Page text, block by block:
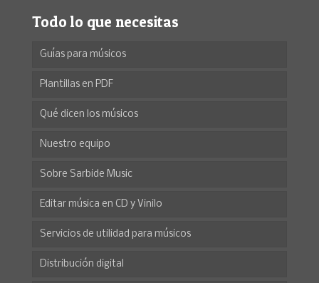
Todo lo que necesitas
Guías para músicos
Plantillas en PDF
Qué dicen los músicos
Nuestro equipo
Sobre Sarbide Music
Editar música en CD y Vinilo
Servicios de utilidad para músicos
Distribución digital